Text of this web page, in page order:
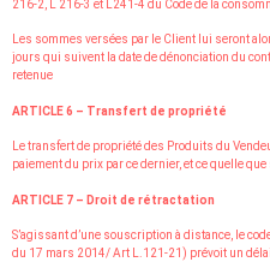
216-2, L 216-3 et L241-4 du Code de la
Les sommes versées par le Client lui seront
jours qui suivent la date de dénonciation du
retenue
ARTICLE 6 – Transfert de propriété
Le transfert de propriété des Produits du
paiement du prix par ce dernier, et ce quelle
ARTICLE 7 – Droit de rétractation
S’agissant d’une souscription à distance, le
du 17 mars 2014/ Art L.121-21) prévoit un